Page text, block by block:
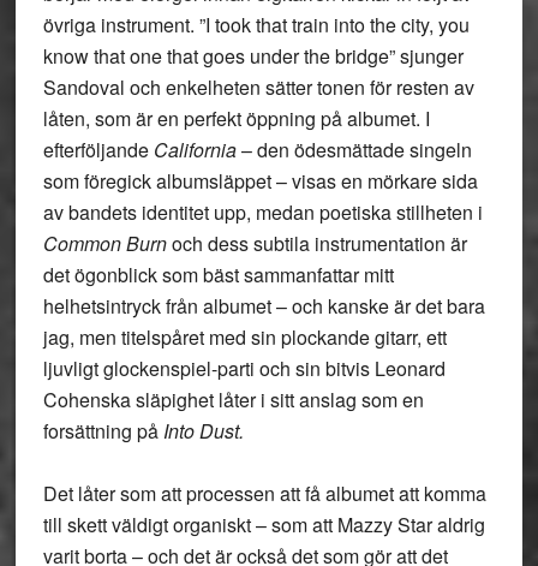
övriga instrument. ”I took that train into the city, you
know that one that goes under the bridge” sjunger
Sandoval och enkelheten sätter tonen för resten av
låten, som är en perfekt öppning på albumet. I
efterföljande California– den ödesmättade singeln
som föregick albumsläppet – visas en mörkare sida
av bandets identitet upp, medan poetiska stillheten i
Common Burnoch dess subtila instrumentation är
det ögonblick som bäst sammanfattar mitt
helhetsintryck från albumet – och kanske är det bara
jag, men titelspåret med sin plockande gitarr, ett
ljuvligt glockenspiel-parti och sin bitvis Leonard
Cohenska släpighet låter i sitt anslag som en
forsättning på Into Dust.
Det låter som att processen att få albumet att komma
till skett väldigt organiskt – som att Mazzy Star aldrig
varit borta – och det är också det som gör att det